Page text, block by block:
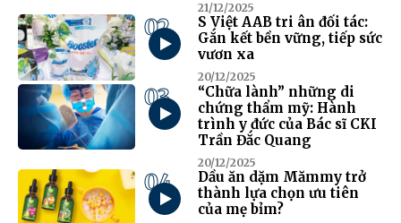
21/12/2025
02
S Việt AAB tri ân đối tác:
Gắn kết bền vững, tiếp sức
vươn xa
20/12/2025
03
“Chữa lành” những di
chứng thẩm mỹ: Hành
trình y đức của Bác sĩ CKI
Trần Đắc Quang
20/12/2025
04
Dầu ăn dặm Mămmy trở
thành lựa chọn ưu tiên
của mẹ bỉm?